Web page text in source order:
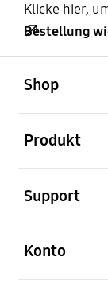
Klicke hier,
Bestellung
Shop
Produkt
Support
Konto